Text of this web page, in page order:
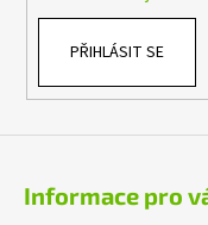
PŘIHLÁSIT SE
Informace pro